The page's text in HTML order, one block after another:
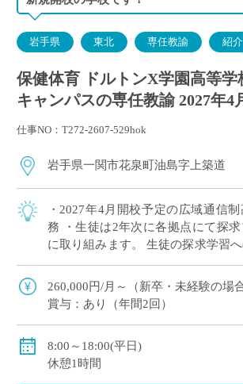
岩手県 東北 専任教諭 紹介
保健体育 ドルトンX学園高等学
キャンパスの専任教諭 2027年4
仕事NO：T272-2607-529hok
岩手県一関市花泉町油島字上築道
・2027年4月開校予定の広域通信
務 ・生徒は2年次に各拠点にて探求
に取り組みます。 生徒の探求学習
ご興味がある方など、積極的にご
※月に1回程度、地域拠点への出張
260,000円/月～（新卒・未経験の場合
賞与：あり（年間2回）
8:00～18:00(平日)
休憩1時間